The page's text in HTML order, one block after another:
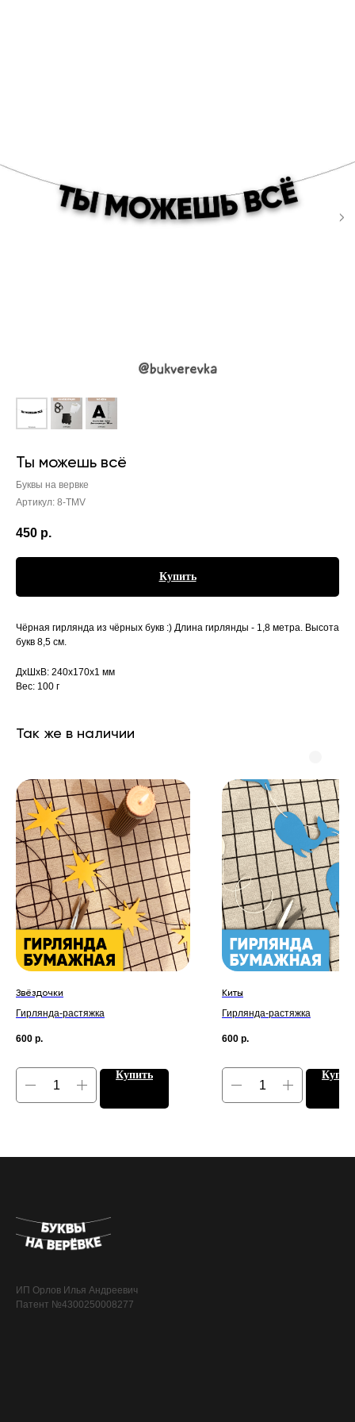
Ты можешь всё
Буквы на вервке
Артикул: 8-TMV
450 р.
Купить
Чёрная гирлянда из чёрных букв :) Длина гирлянды - 1,8 метра. Высота
букв 8,5 см.
ДxШxВ: 240x170x1 мм
Вес: 100 г
Так же в наличии
Звёздочки
Гирлянда-растяжка
600 р.
Купить
Киты
Гирлянда-растяжка
600 р.
ИП Орлов Илья Андреевич
Патент №4300250008277